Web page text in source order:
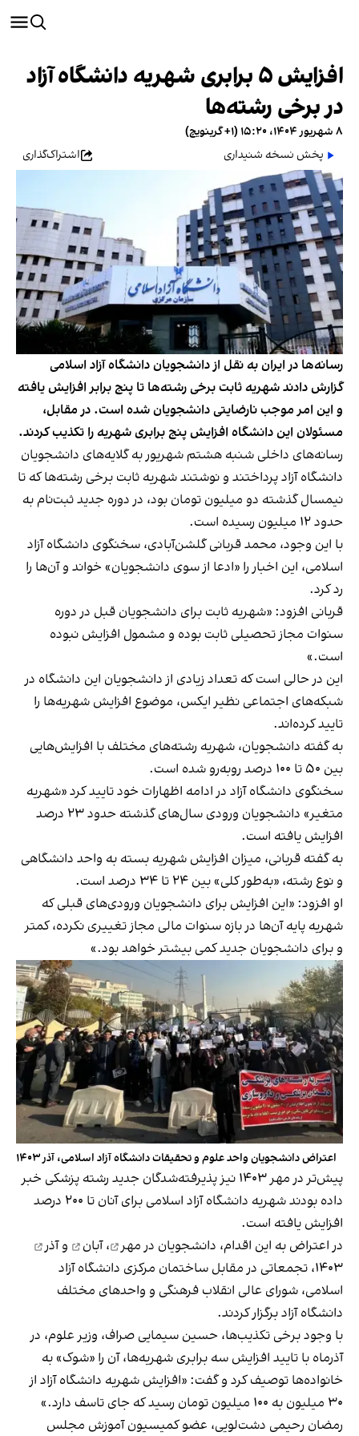
افزایش ۵ برابری شهریه دانشگاه آزاد
در برخی رشته‌ها
۸ شهریور ۱۴۰۴، ۱۵:۲۰ (‎+۱ گرینویچ)
پخش نسخه شنیداری
اشتراک‌گذاری
رسانه‌ها در ایران به نقل از دانشجویان دانشگاه آزاد اسلامی
گزارش دادند شهریه ثابت برخی رشته‌ها تا پنج برابر افزایش یافته
و این امر موجب نارضایتی دانشجویان شده است. در مقابل،
مسئولان این دانشگاه افزایش پنج برابری شهریه را تکذیب کردند.
رسانه‌های داخلی شنبه هشتم شهریور به گلایه‌های دانشجویان
دانشگاه آزاد پرداختند و نوشتند شهریه ثابت برخی رشته‌ها که تا
نیمسال گذشته دو میلیون تومان بود، در دوره جدید ثبت‌نام به
حدود ۱۲ میلیون رسیده است.
با این وجود، محمد قربانی‌ گلشن‌آبادی، سخنگوی دانشگاه آزاد
اسلامی، این اخبار را «ادعا از سوی دانشجویان» خواند و آن‌ها را
رد کرد.
قربانی افزود: «شهریه ثابت برای دانشجویان قبل در دوره
سنوات مجاز تحصیلی ثابت بوده و مشمول افزایش نبوده
است.»
این در حالی است که تعداد زیادی از دانشجویان این دانشگاه در
شبکه‌های اجتماعی نظیر ایکس، موضوع افزایش شهریه‌ها را
تایید کرده‌اند.
به گفته دانشجویان، شهریه رشته‌های مختلف با افزایش‌هایی
بین ۵۰ تا ۱۰۰ درصد روبه‌رو شده است.
سخنگوی دانشگاه آزاد در ادامه اظهارات خود تایید کرد «شهریه
متغیر» دانشجویان ورودی سال‌های گذشته حدود ۲۳ درصد
افزایش یافته است.
به گفته قربانی، میزان افزایش شهریه بسته به واحد دانشگاهی
و نوع رشته، «به‌طور کلی» بین ۲۴ تا ۳۴ درصد است.
او افزود: «این افزایش برای دانشجویان ورودی‌های قبلی که
شهریه پایه آن‌ها در بازه سنوات مالی مجاز تغییری نکرده، کمتر
و برای دانشجویان جدید کمی بیشتر خواهد بود.»
اعتراض دانشجویان واحد علوم و تحقیقات دانشگاه آزاد اسلامی، آذر ۱۴۰۳
پیش‌تر در مهر ۱۴۰۳ نیز پذیرفته‌شدگان جدید رشته پزشکی خبر
داده بودند شهریه دانشگاه آزاد اسلامی برای آنان تا ۲۰۰ درصد
افزایش یافته است.
در اعتراض به این اقدام، دانشجویان درمهر ،آبان وآذر
۱۴۰۳، تجمعاتی در مقابل ساختمان مرکزی دانشگاه آزاد
اسلامی، شورای عالی انقلاب فرهنگی و واحدهای مختلف
دانشگاه آزاد برگزار کردند.
با وجود برخی تکذیب‌ها، حسین سیمایی صراف، وزیر علوم، در
آذرماه با تایید افزایش سه برابری شهریه‌ها، آن را «شوک» به
خانواده‌ها توصیف کرد و گفت: «افزایش شهریه دانشگاه آزاد از
۳۰ میلیون به ۱۰۰ میلیون تومان رسید که جای تاسف دارد.»
رمضان رحیمی دشت‌لویی، عضو کمیسیون آموزش مجلس